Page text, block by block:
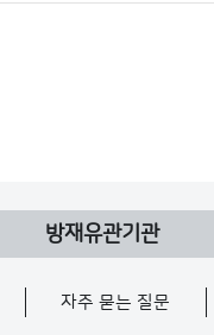
방재유관기관
자주 묻는 질문